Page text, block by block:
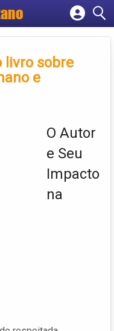
empresa
livro sobre
e
O Autor
e Seu
Impacto
na